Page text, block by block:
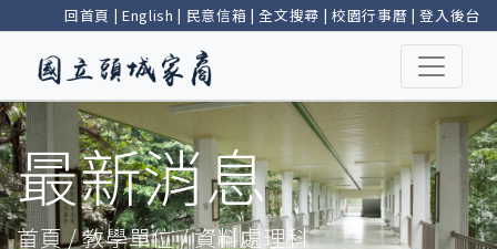
回首頁 | English | 民意信箱 |全文搜尋 | 校園行事曆 |登入後台
最新消息
首頁 / 教學單位 / 資料處理科